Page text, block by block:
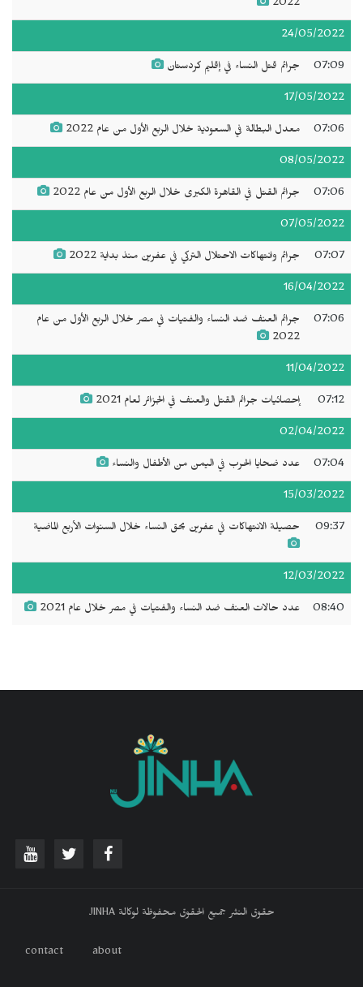
2022
24/05/2022
07:09 جرائم قتل النساء في إقليم كردستان
17/05/2022
07:06 معدل البطالة في السعودية خلال الربع الأول من عام 2022
08/05/2022
07:06 جرائم القتل في القاهرة الكبرى خلال الربع الأول من عام 2022
07/05/2022
07:07 جرائم وانتهاكات الاحتلال التركي في عفرين منذ بداية 2022
16/04/2022
07:06
جرائم العنف ضد النساء والفتيات في مصر خلال الربع الأول من عام
2022
11/04/2022
07:12 إحصائيات جرائم القتل والعنف في الجزائر لعام 2021
02/04/2022
07:04 عدد ضحايا الحرب في اليمن من الأطفال والنساء
15/03/2022
09:37 حصيلة الانتهاكات في عفرين بحق النساء خلال السنوات الأربع الماضية
12/03/2022
08:40 عدد حالات العنف ضد النساء والفتيات في مصر خلال عام 2021
حقوق النشر جميع الحقوق محفوظة لوكالة JINHA
about
contact